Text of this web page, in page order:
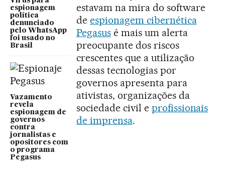
espionagem
política
denunciado
pelo WhatsApp
foi usado no
Brasil
Vazamento
revela
espionagem de
governos
contra
jornalistas e
opositores com
o programa
Pegasus
estavam na mira do software
de espionagem cibernética
Pegasusé mais um alerta
preocupante dos riscos
crescentes que a utilização
dessas tecnologias por
governos apresenta para
ativistas, organizações da
sociedade civil e profissionais
de imprensa.